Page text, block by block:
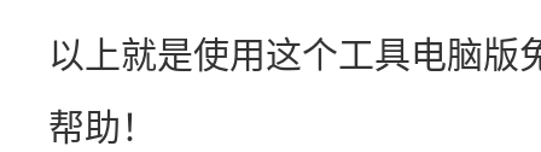
以上就是使用这个工具电脑版
帮助！